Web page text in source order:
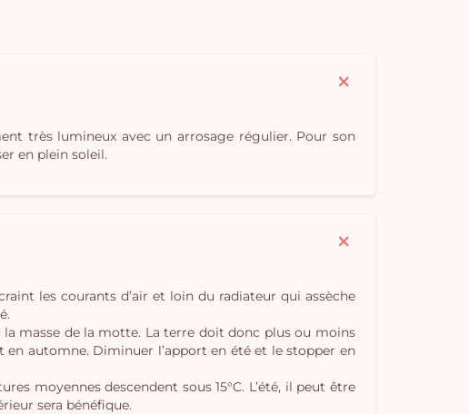
très lumineux avec un arrosage régulier. Pour son
en plein soleil.
les courants d’air et loin du radiateur qui assèche
masse de la motte. La terre doit donc plus ou moins
automne. Diminuer l’apport en été et le stopper en
moyennes descendent sous 15°C. L’été, il peut être
sera bénéfique.